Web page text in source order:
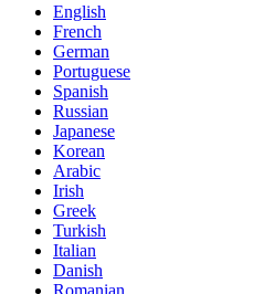
English
French
German
Portuguese
Spanish
Russian
Japanese
Korean
Arabic
Irish
Greek
Turkish
Italian
Danish
Romanian